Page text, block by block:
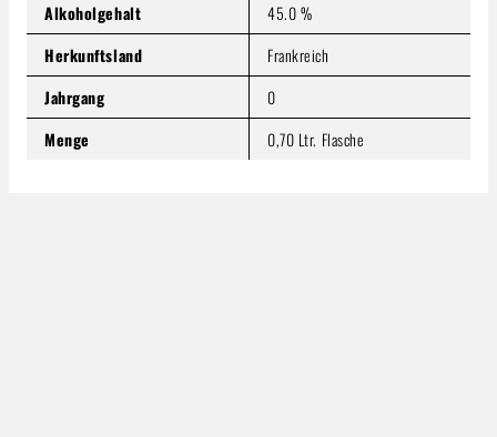
Produkt Anzahl: Gib den gewünschten Wert ein oder
In den Warenkorb
Alkoholgehalt
45.0 %
Herkunftsland
Frankreich
Jahrgang
0
Menge
0,70 Ltr. Flasche